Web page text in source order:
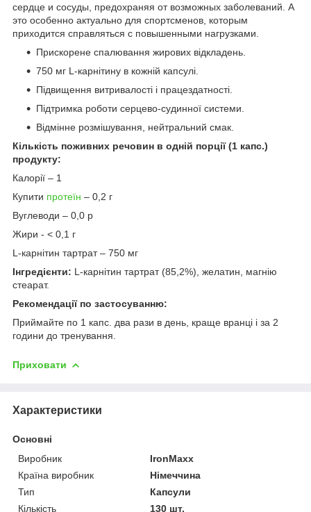
сердце и сосуды, предохраняя от возможных заболеваний. А
это особенно актуально для спортсменов, которым
приходится справляться с повышенными нагрузками.
Прискорене спалювання жирових відкладень.
750 мг L-карнітину в кожній капсулі.
Підвищення витривалості і працездатності.
Підтримка роботи серцево-судинної системи.
Відмінне розмішування, нейтральний смак.
Кількість поживних речовин в одній порції (1 капс.)
продукту:
Калорії – 1
Купити протеїн – 0,2 г
Вуглеводи – 0,0 р
Жири - < 0,1 г
L-карнітин тартрат – 750 мг
Інгредієнти: L-карнітин тартрат (85,2%), желатин, магнію
стеарат.
Рекомендації по застосуванню:
Приймайте по 1 капс. два рази в день, краще вранці і за 2
години до тренування.
Приховати
Характеристики
Основні
Виробник
IronMaxx
Країна виробник
Німеччина
Тип
Капсули
Кількість
130 шт.